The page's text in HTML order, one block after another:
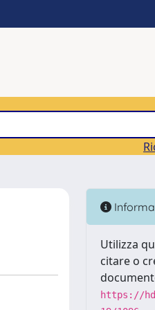
Utilizza
citare o
https://